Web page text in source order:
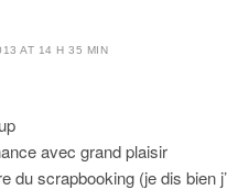
AT 14 H 35 MIN
avec grand plaisir
du scrapbooking (je dis bien